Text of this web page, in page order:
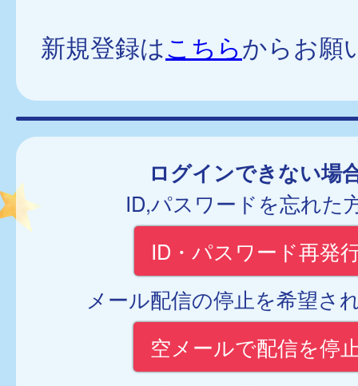
新規登録はこちらからお願
ログインできない場
ID,パスワードを忘れた
ID・パスワード再発
メール配信の停止を希望さ
空メールで配信を停